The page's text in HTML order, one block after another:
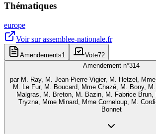
Thématiques
europe
Voir surassemblee-nationale.fr
Amendements1 Vote72
Amendement n°314
par M. Ray, M. Jean-Pierre Vigier, M. Hetzel,
M. Le Fur, M. Boucard, Mme Chazé, M. Bony,
Malgras, M. Breton, M. Bazin, M. Fabrice Brun,
Tryzna, Mme Minard, Mme Corneloup, M.
Bonnet